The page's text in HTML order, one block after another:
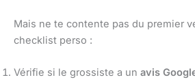
Mais ne te contente pas du premier
checklist perso :
Vérifie si le grossiste a un avis